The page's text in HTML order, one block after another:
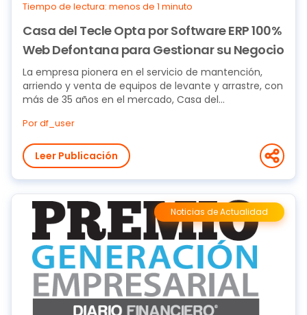
Tiempo de lectura: menos de 1 minuto
Casa del Tecle Opta por Software ERP 100%
Web Defontana para Gestionar su Negocio
La empresa pionera en el servicio de mantención,
arriendo y venta de equipos de levante y arrastre, con
más de 35 años en el mercado, Casa del...
Por df_user
Leer Publicación
Noticias de Actualidad